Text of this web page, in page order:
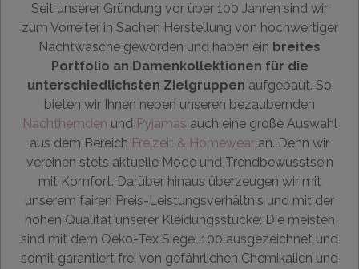
Seit unserer Gründung vor über 100 Jahren sind wir
zum Vorreiter in Sachen Herstellung von hochwertiger
Nachtwäsche geworden und haben ein breites
Portfolio an Damenkollektionen für die
unterschiedlichsten Zielgruppen aufgebaut. So
bieten wir Ihnen neben unseren bezaubernden
Nachthemden und Pyjamas auch eine große Auswahl
aus dem Bereich Freizeit & Homewear an. Denn wir
vereinen stets aktuelle Mode und Trendbewusstsein
mit Komfort. Darüber hinaus überzeugen wir mit
unserem fairen Preis-Leistungsverhältnis und mit der
hohen Qualität unserer Kleidungsstücke: Die meisten
sind mit dem Oeko-Tex Siegel 100 ausgezeichnet und
somit garantiert frei von gefährlichen Chemikalien und